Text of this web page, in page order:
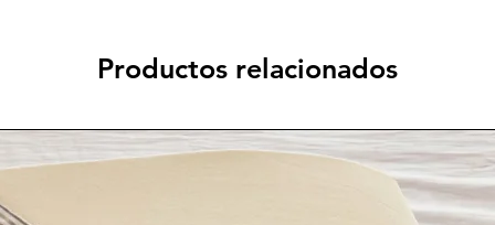
Productos relacionados